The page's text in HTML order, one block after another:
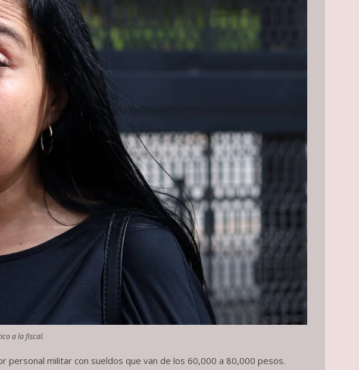
a la fiscal.
militar con sueldos que van de los 60,000 a 80,000 pesos.